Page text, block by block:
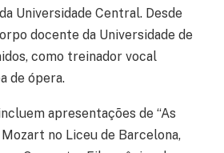
Universidade Central. Desde
docente da Universidade de
como treinador vocal
de ópera.
apresentações de “As
Mozart no Liceu de Barcelona,